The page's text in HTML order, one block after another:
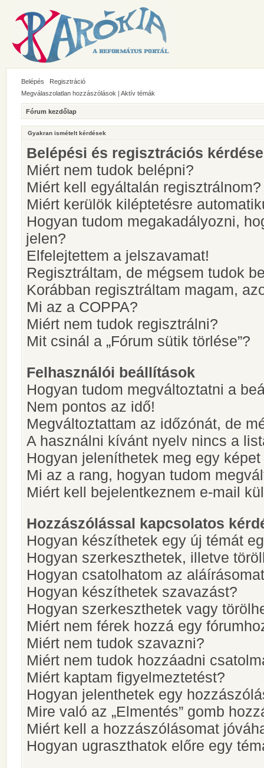
Belépés
Regisztráció
Megválaszolatlan hozzászólások | Aktív témák
Fórum kezdőlap
Gyakran ismételt kérdések
Belépési és regisztrációs
Miért nem tudok belépni?
Miért kell egyáltalán regisztrálnom?
Miért kerülök kiléptetésre
Hogyan tudom megakadályozni,
jelen?
Elfelejtettem a jelszavamat!
Regisztráltam, de mégsem tudok
Korábban regisztráltam magam,
Mi az a COPPA?
Miért nem tudok regisztrálni?
Mit csinál a „Fórum sütik törlése”?
Felhasználói beállítások
Hogyan tudom megváltoztatni a
Nem pontos az idő!
Megváltoztattam az időzónát, de
A használni kívánt nyelv nincs a
Hogyan jeleníthetek meg egy
Mi az a rang, hogyan tudom
Miért kell bejelentkeznem e-mail
Hozzászólással kapcsolatos
Hogyan készíthetek egy új témát
Hogyan szerkeszthetek, illetve
Hogyan csatolhatom az
Hogyan készíthetek szavazást?
Hogyan szerkeszthetek vagy
Miért nem férek hozzá egy
Miért nem tudok szavazni?
Miért nem tudok hozzáadni
Miért kaptam figyelmeztetést?
Hogyan jelenthetek egy
Mire való az „Elmentés” gomb
Miért kell a hozzászólásomat
Hogyan ugraszthatok előre egy